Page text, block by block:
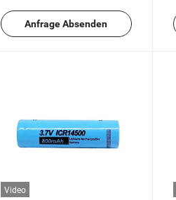
Anfrage Absenden
Video